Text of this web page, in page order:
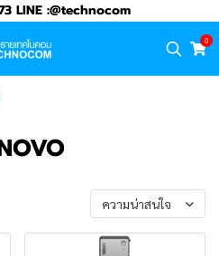
LINE :@technocom
0
ความน่าสนใจ